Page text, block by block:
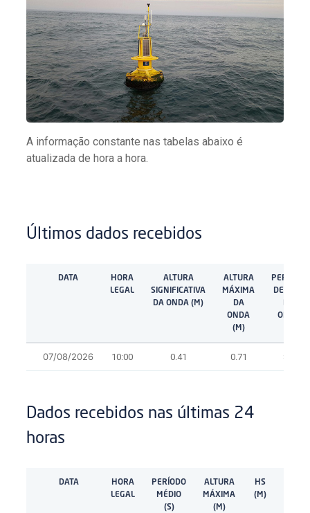
A informação constante nas tabelas abaixo é
atualizada de hora a hora.
Últimos dados recebidos
DATA
HORA
LEGAL
ALTURA
SIGNIFICATIVA
DA ONDA (M)
ALTURA
MÁXIMA
DA
ONDA
(M)
PERÍODO
DE PICO
ONDA
07/08/2026 10:00 0.41 0.71
Dados recebidos nas últimas 24
horas
DATA
HORA
LEGAL
PERÍODO
MÉDIO
(S)
ALTURA
MÁXIMA
(M)
HS
(M)